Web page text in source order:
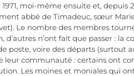
moi-même ensuite et, depuis
abbé de Timadeuc, sœur
Le nombre des membres
n’ont fait que passer : la
poste, voire des départs (surtout
leur communauté : certains ont
Les moines et moniales qui